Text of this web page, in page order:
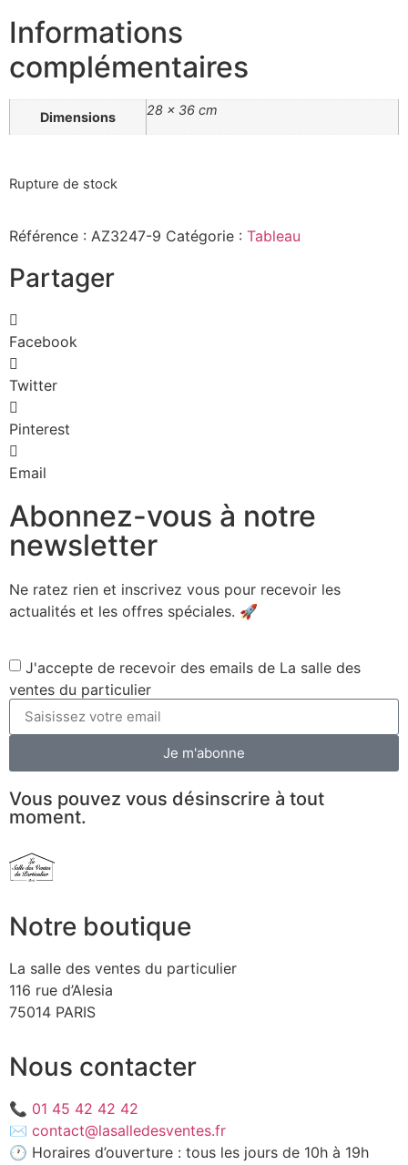
Informations
complémentaires
Dimensions 28 × 36 cm
Rupture de stock
Référence : AZ3247-9 Catégorie : Tableau
Partager
Facebook
Twitter
Pinterest
Email
Abonnez-vous à notre
newsletter
Ne ratez rien et inscrivez vous pour recevoir les
actualités et les offres spéciales. 🚀​
J'accepte de recevoir des emails de La salle des
ventes du particulier
Je m'abonne
Vous pouvez vous désinscrire à tout
moment.
Notre boutique
La salle des ventes du particulier
116 rue d’Alesia
75014 PARIS
Nous contacter
📞 01 45 42 42 42
✉️ contact@lasalledesventes.fr
🕐 Horaires d’ouverture : tous les jours de 10h à 19h